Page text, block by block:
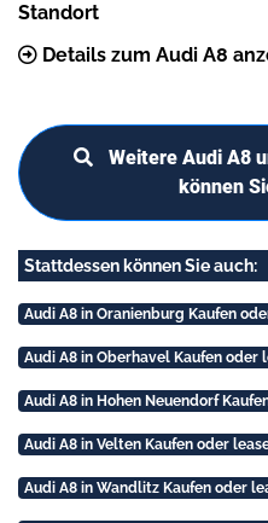
Standort
Details zum Audi A8
Weitere Audi A8
können
Stattdessen können Sie auch:
Audi A8 in Oranienburg Kaufen
Audi A8 in Oberhavel Kaufen oder
Audi A8 in Hohen Neuendorf
Audi A8 in Velten Kaufen oder
Audi A8 in Wandlitz Kaufen oder